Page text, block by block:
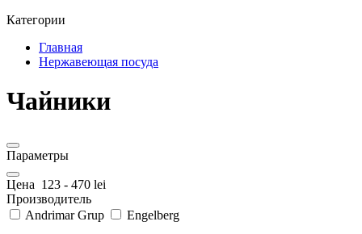
Категории
Главная
Нержавеющая посуда
Чайники
Параметры
Цена 123 - 470 lei
Производитель
Andrimar Grup
Engelberg